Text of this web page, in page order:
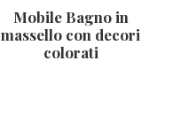
Mobile Bagno in
massello con decori
colorati